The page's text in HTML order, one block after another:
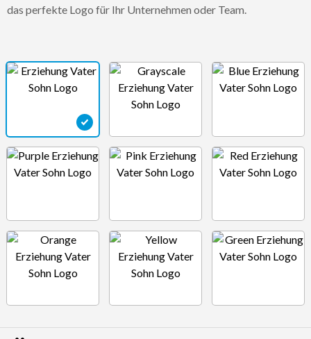
das perfekte Logo für Ihr Unternehmen oder Team.